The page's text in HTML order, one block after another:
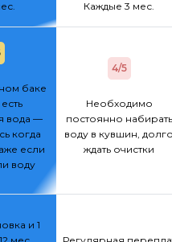
Каждые 3 мес.
баке
вода —
когда
если
воду
4/5
Необходимо
постоянно набирать
воду в кувшин,
ждать очистки
и 1